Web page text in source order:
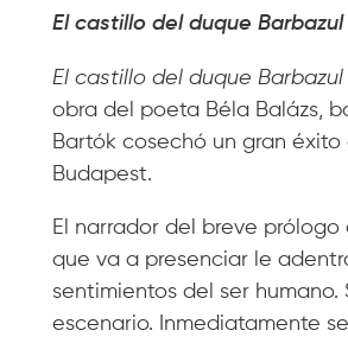
El castillo del duque Barbazul
El castillo del duque Barbazul
obra del poeta Béla Balázs,
Bartók cosechó un gran
Budapest.
El narrador del breve
que va a presenciar le
sentimientos del ser humano.
escenario. Inmediatamente